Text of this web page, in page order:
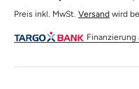
Preis inkl. MwSt. Versand wird
Finanzierung